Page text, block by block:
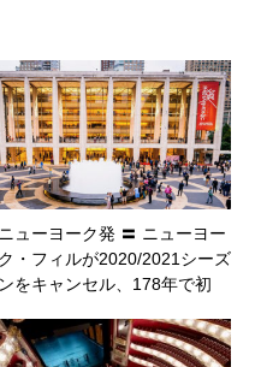
ニューヨーク発 〓 ニューヨー
ク・フィルが2020/2021シーズ
ンをキャンセル、178年で初